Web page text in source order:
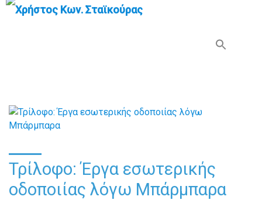
Τρίλοφο: Έργα εσωτερικής
οδοποιίας λόγω Μπάρμπαρα